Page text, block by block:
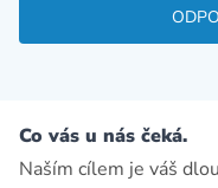
Co vás u nás čeká.
Naším cílem je váš